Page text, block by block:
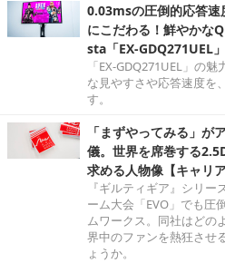
0.03msの圧倒的応答速
にこだわる！鮮やかな
sta「EX-GDQ271UEL
「EX-GDQ271UEL」の
な見やすさや応答速度を
す。
「まずやってみる」が
儀。世界を席巻する
求める人物像【キャリア
『ギルティギア』シリ
ーム大会「EVO」でも圧
ムワークス。同社はどの
界中のファンを熱狂させ
ょうか。